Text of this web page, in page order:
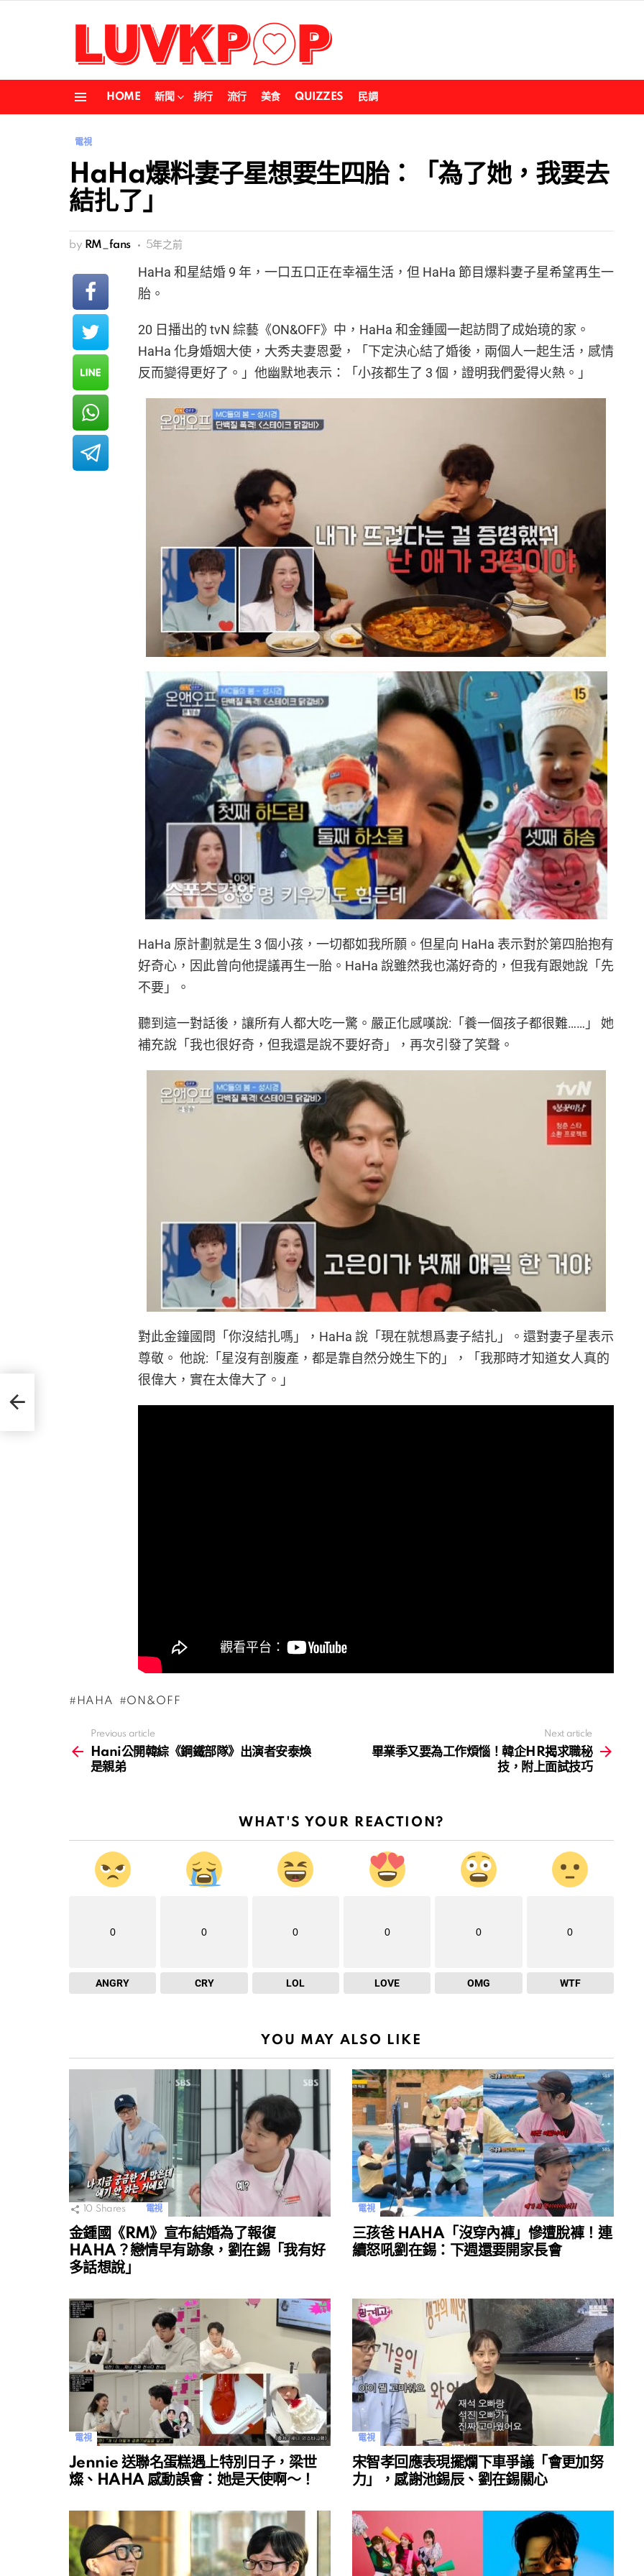
HOME 新聞 排行 流行 美食 QUIZZES 民調
電視
HaHa爆料妻子星想要生四胎：「為了她，我要去
結扎了」
by RM_fans 5年之前
HaHa 和星結婚 9 年，一口五口正在幸福生活，但 HaHa 節目爆料妻子星希望再生一
胎。
20 日播出的 tvN 綜藝《ON&OFF》中，HaHa 和金鍾國一起訪問了成始璄的家。
HaHa 化身婚姻大使，大秀夫妻恩愛，「下定決心結了婚後，兩個人一起生活，感情
反而變得更好了。」他幽默地表示：「小孩都生了 3 個，證明我們愛得火熱。」
HaHa 原計劃就是生 3 個小孩，一切都如我所願。但星向 HaHa 表示對於第四胎抱有
好奇心，因此曾向他提議再生一胎。HaHa 說雖然我也滿好奇的，但我有跟她說「先
不要」。
聽到這一對話後，讓所有人都大吃一驚。嚴正化感嘆說:「養一個孩子都很難……」 她
補充說「我也很好奇，但我還是說不要好奇」，再次引發了笑聲。
對此金鐘國問「你沒結扎嗎」，HaHa 說「現在就想爲妻子結扎」。還對妻子星表示
尊敬。 他說:「星沒有剖腹產，都是靠自然分娩生下的」，「我那時才知道女人真的
很偉大，實在太偉大了。」
HAHA ON&OFF
more
Previous article
Hani公開韓綜《鋼鐵部隊》出演者安泰煥
是親弟
Next article
畢業季又要為工作煩惱！韓企HR揭求職秘
技，附上面試技巧
WHAT'S YOUR REACTION?
0
ANGRY
0
CRY
0
LOL
0
LOVE
0
OMG
0
WTF
YOU MAY ALSO LIKE
10 Shares 電視
金鍾國《RM》宣布結婚為了報復
HAHA？戀情早有跡象，劉在錫「我有好
多話想說」
電視
三孩爸 HAHA「沒穿內褲」慘遭脫褲！連
續怒吼劉在錫：下週還要開家長會
電視
Jennie 送聯名蛋糕遇上特別日子，梁世
燦、HAHA 感動誤會：她是天使啊～！
電視
宋智孝回應表現擺爛下車爭議「會更加努
力」，感謝池錫辰、劉在錫關心
是